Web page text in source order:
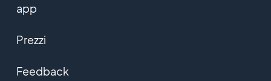
app
Prezzi
Feedback